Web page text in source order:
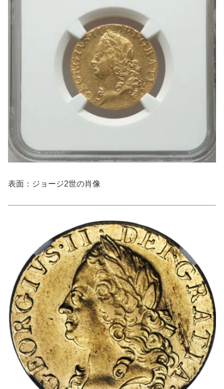
表面：ジョージ2世の肖像